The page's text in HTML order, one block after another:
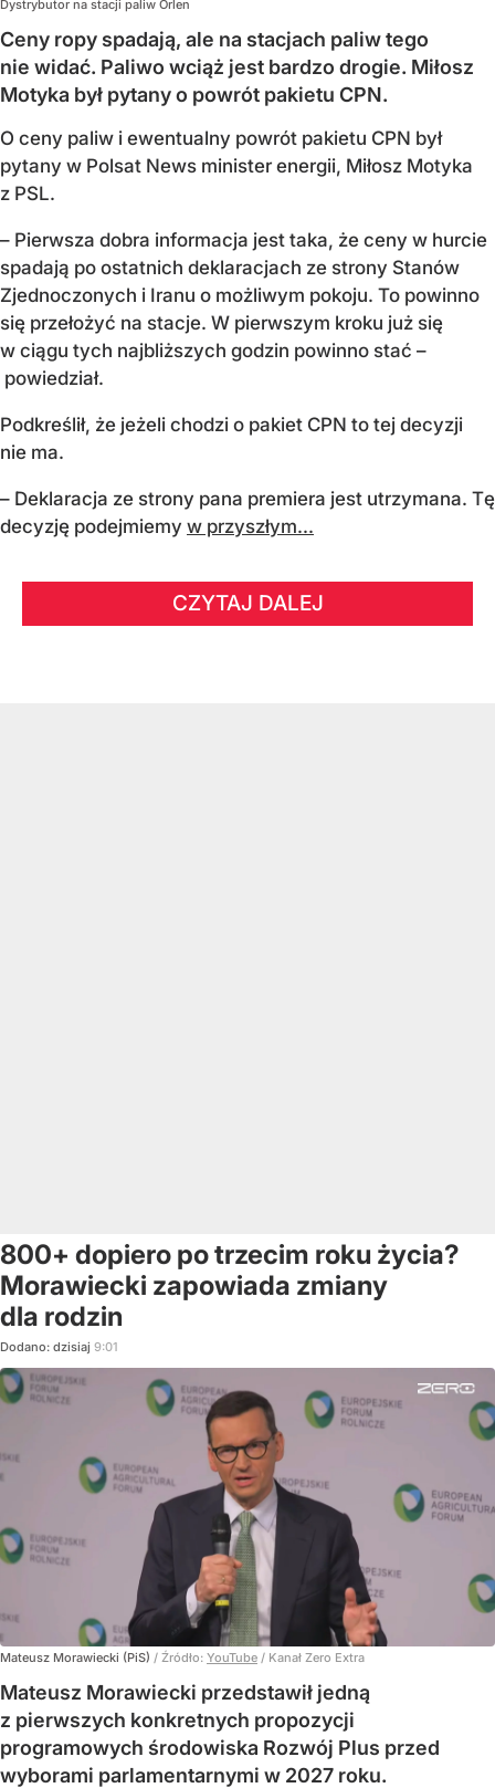
Dystrybutor na stacji paliw Orlen
Ceny ropy spadają, ale na stacjach paliw tego
nie widać. Paliwo wciąż jest bardzo drogie. Miłosz
Motyka był pytany o powrót pakietu CPN.
O ceny paliw i ewentualny powrót pakietu CPN był
pytany w Polsat News minister energii, Miłosz Motyka
z PSL.
– Pierwsza dobra informacja jest taka, że ceny w hurcie
spadają po ostatnich deklaracjach ze strony Stanów
Zjednoczonych i Iranu o możliwym pokoju. To powinno
się przełożyć na stacje. W pierwszym kroku już się
w ciągu tych najbliższych godzin powinno stać –
powiedział.
Podkreślił, że jeżeli chodzi o pakiet CPN to tej decyzji
nie ma.
– Deklaracja ze strony pana premiera jest utrzymana. Tę
decyzję podejmiemy w przyszłym...
CZYTAJ DALEJ
800+ dopiero po trzecim roku życia?
Morawiecki zapowiada zmiany
dla rodzin
Dodano: dzisiaj 9:01
Mateusz Morawiecki (PiS) / Źródło: YouTube / Kanał Zero Extra
Mateusz Morawiecki przedstawił jedną
z pierwszych konkretnych propozycji
programowych środowiska Rozwój Plus przed
wyborami parlamentarnymi w 2027 roku.